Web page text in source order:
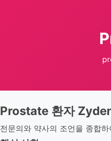
Prostate 환자
전문의와 약사의 조언을 종합